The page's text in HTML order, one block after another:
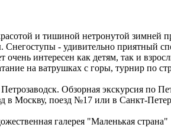
и тишиной нетронутой
- удивительно приятный
очень интересен как детям, так и
на ватрушках с горы, турнир по
Обзорная экскурсия по
в Москву, поезд №17 или в Санкт-
галерея "Маленькая страна"